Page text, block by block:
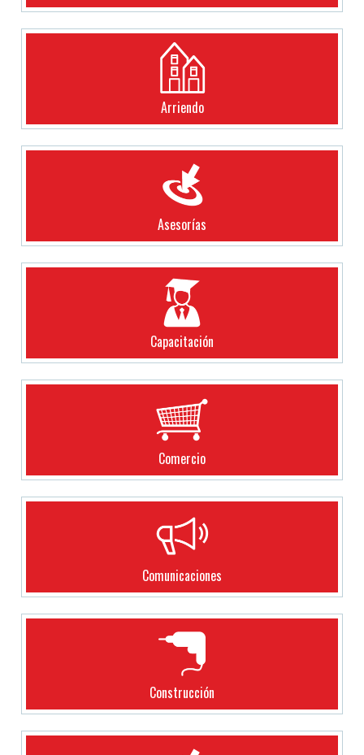
Arriendo
Asesorías
Capacitación
Comercio
Comunicaciones
Construcción